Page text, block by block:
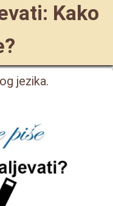
Kako
jezika.